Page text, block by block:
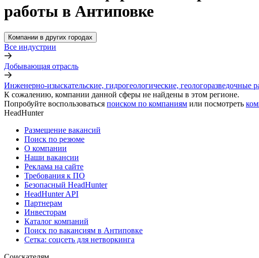
работы в Антиповке
Компании в других городах
Все индустрии
Добывающая отрасль
Инженерно-изыскательские, гидрогеологические, геологоразведочные
К сожалению, компании данной сферы не найдены в этом регионе.
Попробуйте воспользоваться поиском по компаниям или посмотреть
HeadHunter
Размещение вакансий
Поиск по резюме
О компании
Наши вакансии
Реклама на сайте
Требования к ПО
Безопасный HeadHunter
HeadHunter API
Партнерам
Инвесторам
Каталог компаний
Поиск по вакансиям в Антиповке
Сетка: соцсеть для нетворкинга